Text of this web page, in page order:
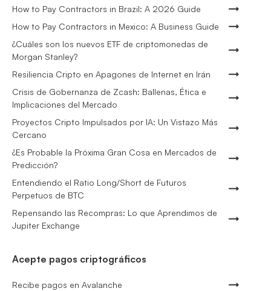
How to Pay Contractors in Brazil: A 2026 Guide
How to Pay Contractors in Mexico: A Business Guide
¿Cuáles son los nuevos ETF de criptomonedas de
Morgan Stanley?
Resiliencia Cripto en Apagones de Internet en Irán
Crisis de Gobernanza de Zcash: Ballenas, Ética e
Implicaciones del Mercado
Proyectos Cripto Impulsados por IA: Un Vistazo Más
Cercano
¿Es Probable la Próxima Gran Cosa en Mercados de
Predicción?
Entendiendo el Ratio Long/Short de Futuros
Perpetuos de BTC
Repensando las Recompras: Lo que Aprendimos de
Jupiter Exchange
Acepte pagos criptográficos
Recibe pagos en Avalanche